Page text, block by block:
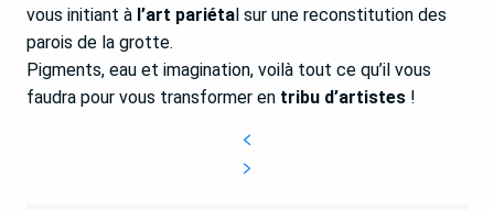
vous initiant à l’art pariéta l sur une reconstitution des
parois de la grotte.
Pigments, eau et imagination, voilà tout ce qu’il vous
faudra pour vous transformer en tribu d’artistes !